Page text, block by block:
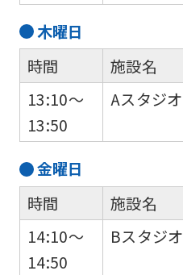
木曜日
時間
13:10～
13:50
施設名
Aスタジオ
金曜日
時間
14:10～
14:50
施設名
Bスタジオ